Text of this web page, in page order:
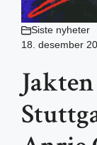
Siste nyheter
18. desember